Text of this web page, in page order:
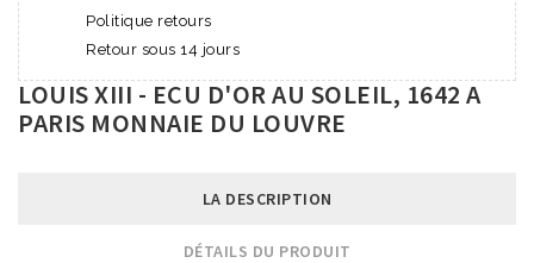
Politique retours
Retour sous 14 jours
LOUIS XIII - ECU D'OR AU SOLEIL, 1642 A
PARIS MONNAIE DU LOUVRE
LA DESCRIPTION
DÉTAILS DU PRODUIT